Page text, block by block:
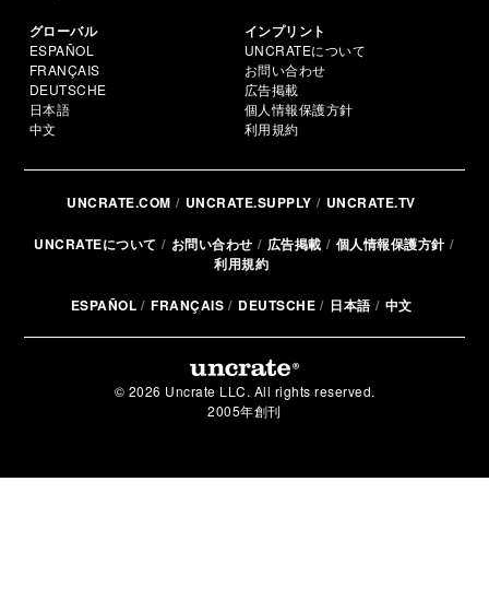
グローバル
ESPAÑOL
FRANÇAIS
DEUTSCHE
日本語
中文
インプリント
UNCRATEについて
お問い合わせ
広告掲載
個人情報保護方針
利用規約
UNCRATE.COM UNCRATE.SUPPLY UNCRATE.TV
UNCRATEについて お問い合わせ 広告掲載
個人情報保護方針
利用規約
ESPAÑOL FRANÇAIS DEUTSCHE 日本語 中文
© 2026 Uncrate LLC. All rights reserved.
2005年創刊